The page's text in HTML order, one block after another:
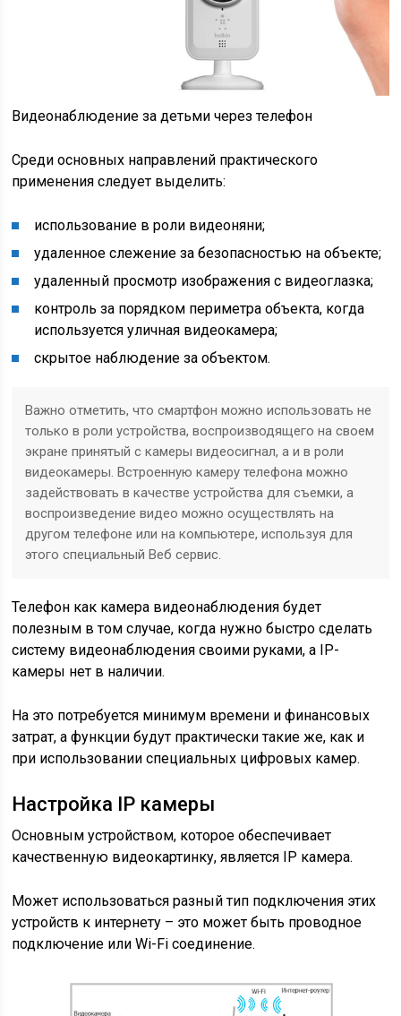
Видеонаблюдение за детьми через телефон
Среди основных направлений практического
применения следует выделить:
использование в роли видеоняни;
удаленное слежение за безопасностью на объекте;
удаленный просмотр изображения с видеоглазка;
контроль за порядком периметра объекта, когда
используется уличная видеокамера;
скрытое наблюдение за объектом.
Важно отметить, что смартфон можно использовать не
только в роли устройства, воспроизводящего на своем
экране принятый с камеры видеосигнал, а и в роли
видеокамеры. Встроенную камеру телефона можно
задействовать в качестве устройства для съемки, а
воспроизведение видео можно осуществлять на
другом телефоне или на компьютере, используя для
этого специальный Веб сервис.
Телефон как камера видеонаблюдения будет
полезным в том случае, когда нужно быстро сделать
систему видеонаблюдения своими руками, а IP-
камеры нет в наличии.
На это потребуется минимум времени и финансовых
затрат, а функции будут практически такие же, как и
при использовании специальных цифровых камер.
Настройка IP камеры
Основным устройством, которое обеспечивает
качественную видеокартинку, является IP камера.
Может использоваться разный тип подключения этих
устройств к интернету – это может быть проводное
подключение или Wi-Fi соединение.